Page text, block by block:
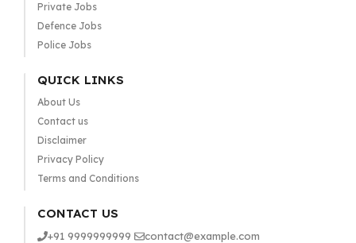
Private Jobs
Defence Jobs
Police Jobs
QUICK LINKS
About Us
Contact us
Disclaimer
Privacy Policy
Terms and Conditions
CONTACT US
+91 9999999999
contact@example.com